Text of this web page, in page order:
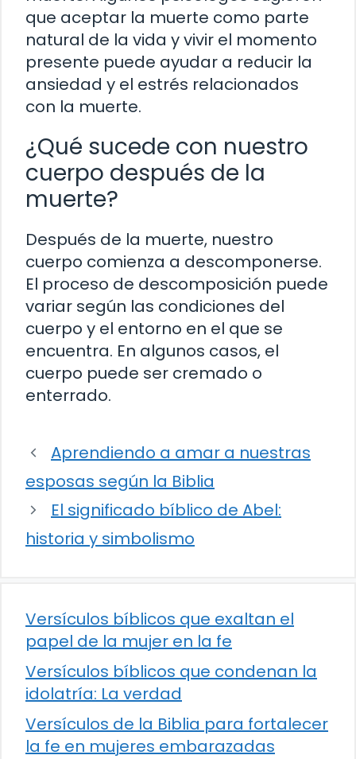
que aceptar la muerte como parte
natural de la vida y vivir el momento
presente puede ayudar a reducir la
ansiedad y el estrés relacionados
con la muerte.
¿Qué sucede con nuestro
cuerpo después de la
muerte?
Después de la muerte, nuestro
cuerpo comienza a descomponerse.
El proceso de descomposición puede
variar según las condiciones del
cuerpo y el entorno en el que se
encuentra. En algunos casos, el
cuerpo puede ser cremado o
enterrado.
Aprendiendo a amar a nuestras
esposas según la Biblia
El significado bíblico de Abel:
historia y simbolismo
Versículos bíblicos que exaltan el
papel de la mujer en la fe
Versículos bíblicos que condenan la
idolatría: La verdad
Versículos de la Biblia para fortalecer
la fe en mujeres embarazadas